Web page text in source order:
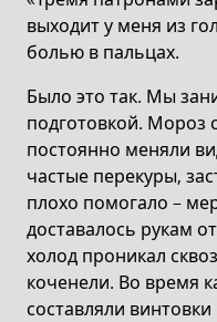
выходит у меня из
болью в пальцах.
Было это так. Мы
подготовкой. Мороз
постоянно меняли
частые перекуры,
плохо помогало –
доставалось рукам
холод проникал
коченели. Во время
составляли